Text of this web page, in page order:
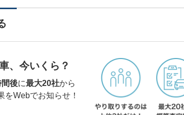
、今いくら？
後に最大20社から
をWebでお知らせ！